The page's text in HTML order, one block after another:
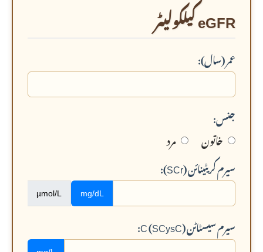
eGFR کیلکولیٹر
عمر (سال):
جنس:
خاتون
مرد
سیرم کریٹینائن (SCr):
mg/dL
µmol/L
سیرم سیسٹاٹن C (SCysC):